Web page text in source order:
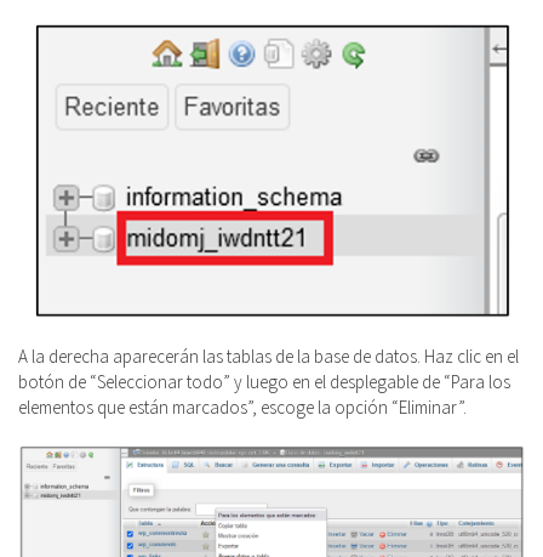
A la derecha aparecerán las tablas de la base de datos. Haz clic en el
botón de “Seleccionar todo” y luego en el desplegable de “Para los
elementos que están marcados”, escoge la opción “Eliminar”.